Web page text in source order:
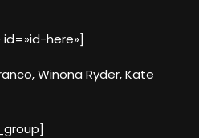
here»]
Winona Ryder, Kate